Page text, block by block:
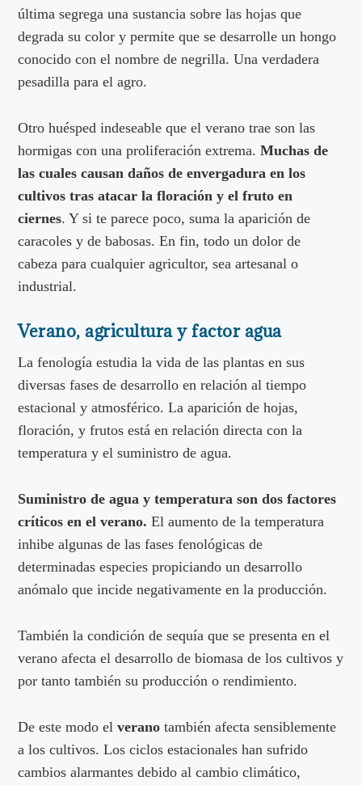
última segrega una sustancia sobre las hojas que
degrada su color y permite que se desarrolle un hongo
conocido con el nombre de negrilla. Una verdadera
pesadilla para el agro.
Otro huésped indeseable que el verano trae son las
hormigas con una proliferación extrema.Muchas de
las cuales causan daños de envergadura en los
cultivos tras atacar la floración y el fruto en
ciernes. Y si te parece poco, suma la aparición de
caracoles y de babosas. En fin, todo un dolor de
cabeza para cualquier agricultor, sea artesanal o
industrial.
Verano, agricultura y factor agua
La fenología estudia la vida de las plantas en sus
diversas fases de desarrollo en relación al tiempo
estacional y atmosférico. La aparición de hojas,
floración, y frutos está en relación directa con la
temperatura y el suministro de agua.
Suministro de agua y temperatura son dos factores
críticos en el verano. El aumento de la temperatura
inhibe algunas de las fases fenológicas de
determinadas especies propiciando un desarrollo
anómalo que incide negativamente en la producción.
También la condición de sequía que se presenta en el
verano afecta el desarrollo de biomasa de los cultivos y
por tanto también su producción o rendimiento.
De este modo el verano también afecta sensiblemente
a los cultivos. Los ciclos estacionales han sufrido
cambios alarmantes debido al cambio climático,